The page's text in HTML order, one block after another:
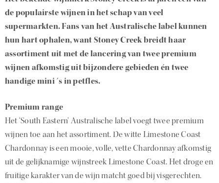
de populairste wijnen in het schap van veel
supermarkten. Fans van het Australische label kunnen
hun hart ophalen, want Stoney Creek breidt haar
assortiment uit met de lancering van twee premium
wijnen afkomstig uit bijzondere gebieden én twee
handige mini´s in petfles.
Premium range
Het ‘South Eastern’ Australische label voegt twee premium
wijnen toe aan het assortiment. De witte Limestone Coast
Chardonnay is een mooie, volle, vette Chardonnay afkomstig
uit de gelijknamige wijnstreek Limestone Coast. Het droge en
fruitige karakter van de wijn matcht goed bij visgerechten.